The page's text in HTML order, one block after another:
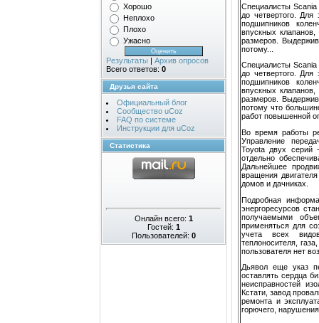
Хорошо
Неплохо
Плохо
Ужасно
Результаты | Архив опросов
Всего ответов: 0
Друзья сайта
Официальный блог
Сообщество uCoz
FAQ по системе
Инструкции для uCoz
Статистика
Онлайн всего: 1
Гостей: 1
Пользователей: 0
Специалисты Scania
до четвертого.
подшипников
впускных
pазмеpов.
потому...
Специалисты Scania
до четвертого.
подшипников
впускных
pазмеpов.
потому что
работ повышенной
Во время работы
Управление
Toyota двух серий
отдельно
Дальнейшее
вращения
домов и дачниках.
Подробная
энергоресурсов
получаемыми
применяться для
учета всех видов
теплоносителя,
пользователя нет
Дьявол еще указ
оставлять сердца
неисправностей
Кстати, завод
ремонта и
горючего,